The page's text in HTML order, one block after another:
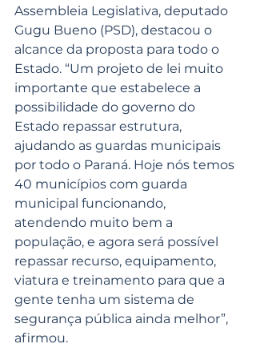
Assembleia Legislativa, deputado
Gugu Bueno (PSD), destacou o
alcance da proposta para todo o
Estado. “Um projeto de lei muito
importante que estabelece a
possibilidade do governo do
Estado repassar estrutura,
ajudando as guardas municipais
por todo o Paraná. Hoje nós temos
40 municípios com guarda
municipal funcionando,
atendendo muito bem a
população, e agora será possível
repassar recurso, equipamento,
viatura e treinamento para que a
gente tenha um sistema de
segurança pública ainda melhor”,
afirmou.